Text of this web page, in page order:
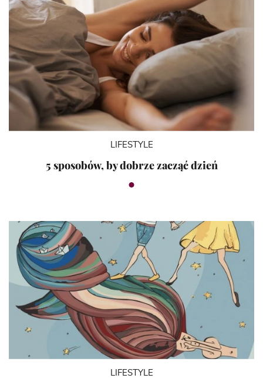
LIFESTYLE
5 sposobów, by dobrze zacząć dzień
LIFESTYLE